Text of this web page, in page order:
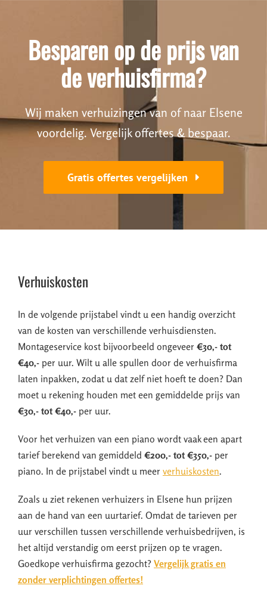
Besparen op de prijs van
de verhuisfirma?
Wij maken verhuizingen van of naar Elsene
voordelig. Vergelijk offertes & bespaar.
Gratis offertes vergelijken
Verhuiskosten
In de volgende prijstabel vindt u een handig overzicht
van de kosten van verschillende verhuisdiensten.
Montageservice kost bijvoorbeeld ongeveer €30,- tot
€40,- per uur. Wilt u alle spullen door de verhuisfirma
laten inpakken, zodat u dat zelf niet hoeft te doen? Dan
moet u rekening houden met een gemiddelde prijs van
€30,- tot €40,- per uur.
Voor het verhuizen van een piano wordt vaak een apart
tarief berekend van gemiddeld €200,- tot €350,- per
piano. In de prijstabel vindt u meer verhuiskosten.
Zoals u ziet rekenen verhuizers in Elsene hun prijzen
aan de hand van een uurtarief. Omdat de tarieven per
uur verschillen tussen verschillende verhuisbedrijven, is
het altijd verstandig om eerst prijzen op te vragen.
Goedkope verhuisfirma gezocht? Vergelijk gratis en
zonder verplichtingen offertes!